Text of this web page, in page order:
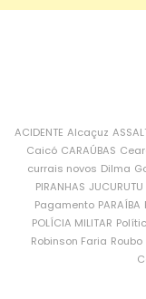
ACIDENTE Alcaçuz
Caicó CARAÚBAS
currais novos Dilma
PIRANHAS JUCURUTU
Pagamento PARAÍBA
POLÍCIA MILITAR
Robinson Faria Roubo